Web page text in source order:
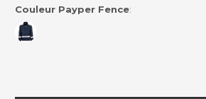
Couleur Payper Fence: